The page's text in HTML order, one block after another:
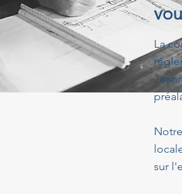
La
sur